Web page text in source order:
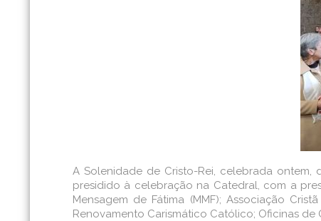
A Solenidade de Cristo-Rei, celebrada
presidido à celebração na Catedral, com a
Mensagem de Fátima (MMF); Associação
Renovamento Carismático Católico; Oficinas de